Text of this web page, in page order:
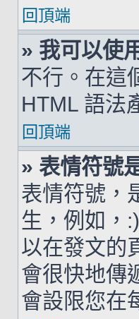
回頂端
» 我可以使
不行。在這
HTML 語法
回頂端
» 表情符號
表情符號，
生，例如，
以在發文的
會很快地傳
會設限您在